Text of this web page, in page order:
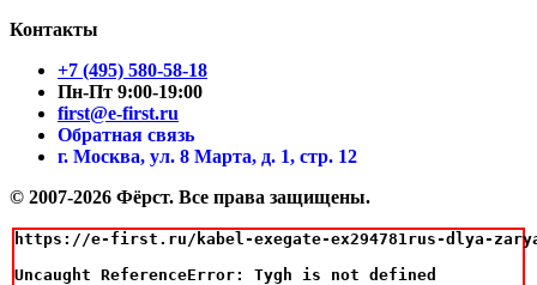
Контакты
+7 (495) 580-58-18
Пн-Пт 9:00-19:00
first@e-first.ru
Обратная связь
г. Москва, ул. 8 Марта, д. 1, стр. 12
© 2007-2026 Фёрст. Все права защищены.
https://e-first.ru/kabel-exegate-ex294781rus-dlya-
Uncaught ReferenceError: Tygh is not defined